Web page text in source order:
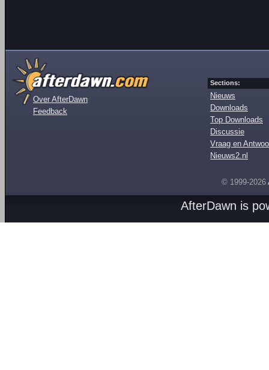
Over AfterDawn
Feedback
Sections:
Nieuws
Downloads
Top Downloads
Discussie
Vraag en
Nieuws2.nl
© 1999-2026
AfterDawn is